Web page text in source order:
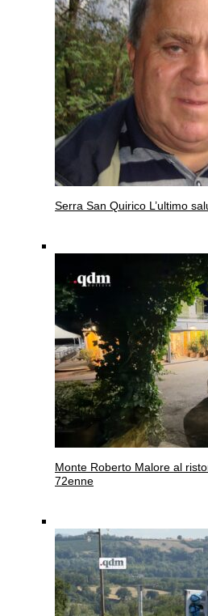
Serra San Quirico L’ultimo
Monte Roberto Malore al
72enne